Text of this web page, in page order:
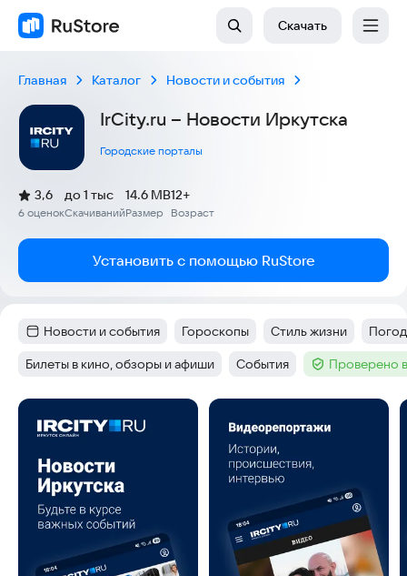
Скачать
Главная Каталог Новости и события
IrCity.ru – Новости Иркутска
Городские порталы
Рейтинг:
3,6
(
6 оценок
)
Скачиваний
до 1 тыс
Размер
14.6 MB
Возраст
12+
Установить с помощью RuStore
Категория :
Новости и события Тег:
Гороскопы Тег:
Стиль жизни Тег :
Тег:
Билеты в кино, обзоры и афиши Тег:
События Тег :Проверено
Скриншоты